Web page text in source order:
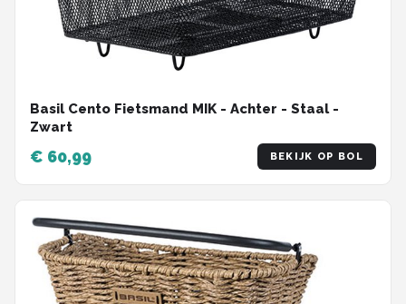
Basil Cento Fietsmand MIK - Achter - Staal -
Zwart
€ 60,99 BEKIJK OP BOL